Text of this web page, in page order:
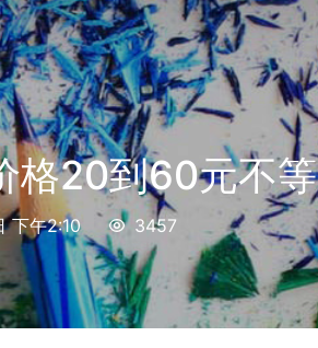
格20到60元不等
下午2:10 3457